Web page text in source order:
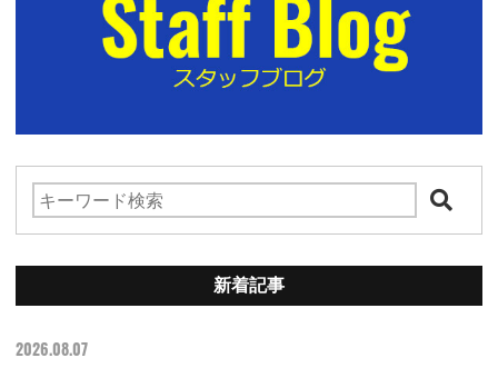
新着記事
2026.08.07